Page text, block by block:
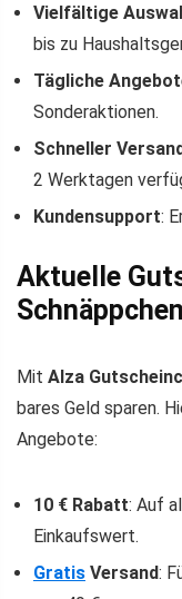
Vielfältige
bis zu
Tägliche
Sonderaktionen.
Schneller
2 Werktagen
Kundensupport:
Aktuelle
Mit Alza
bares Geld sparen.
Angebote:
10 € Rabatt: Auf
Einkaufswert.
Gratis Versand: